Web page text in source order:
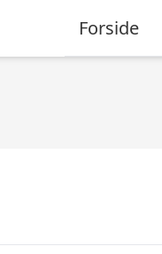
Forside